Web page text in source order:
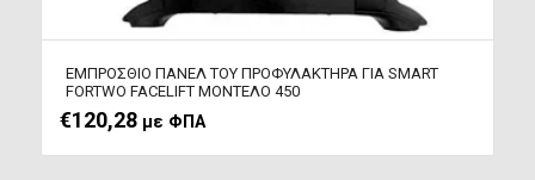
ΕΜΠΡΟΣΘΙΟ ΠΑΝΕΛ ΤΟΥ ΠΡΟΦΥΛΑΚΤΗΡΑ ΓΙΑ SMART
FORTWO FACELIFT ΜΟΝΤΕΛΟ 450
€120,28 με ΦΠΑ